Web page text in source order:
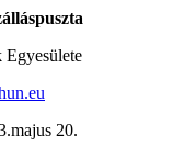
Egyesülete
20.